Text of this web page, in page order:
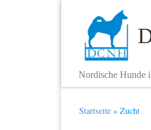
Zum Inhalt springen
Nordische Hunde
Startseite » Zucht